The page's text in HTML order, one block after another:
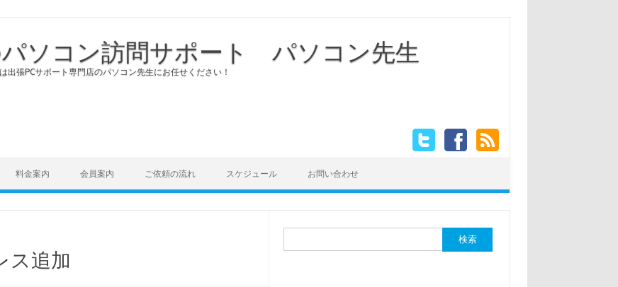
パソコン訪問サポート パソコン先生
張PCサポート専門店のパソコン先生にお任せください！
料金案内 会員案内 ご依頼の流れ スケジュール お問い合わせ
ス追加
索: